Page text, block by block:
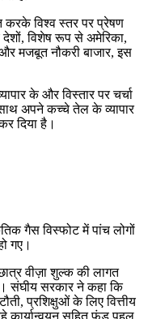
करके विश्व स्तर पर प्रेषण
देशों, विशेष रूप से अमेरिका,
मजबूत नौकरी बाजार, इस
के और विस्तार पर चर्चा
अपने कच्चे तेल के व्यापार
दिया है।
गैस विस्फोट में पांच लोगों
गए।
वीज़ा शुल्क की लागत
संघीय सरकार ने कहा कि
प्रशिक्षुओं के लिए वित्तीय
कार्यान्वयन सहित फंड पहल